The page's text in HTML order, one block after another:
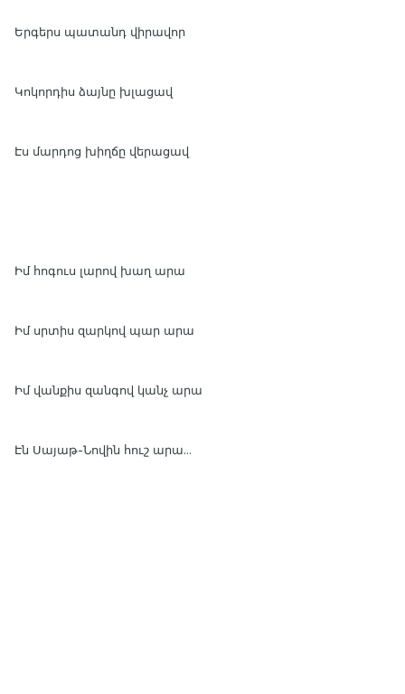
Երգերս պատանդ վիրավոր
Կոկորդիս ձայնը խլացավ
Էս մարդոց խիղճը վերացավ
Իմ հոգուս լարով խաղ արա
Իմ սրտիս զարկով պար արա
Իմ վանքիս զանգով կանչ արա
Էն Սայաթ-Նովին հուշ արա...